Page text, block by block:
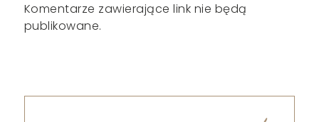
Komentarze zawierające link nie będą
publikowane.